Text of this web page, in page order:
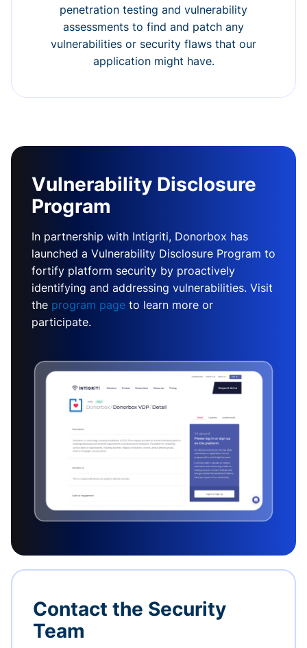
penetration testing and vulnerability
assessments to find and patch any
vulnerabilities or security flaws that our
application might have.
Vulnerability Disclosure
Program
In partnership with Intigriti, Donorbox has
launched a Vulnerability Disclosure Program to
fortify platform security by proactively
identifying and addressing vulnerabilities. Visit
the program page to learn more or
participate.
Contact the Security
Team